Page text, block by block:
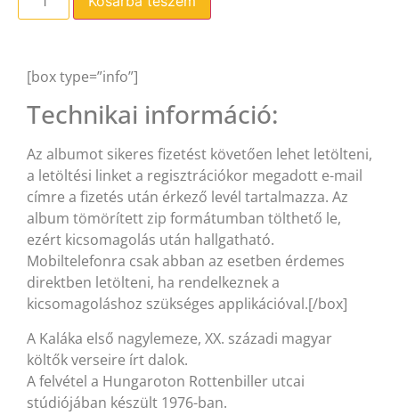
[box type=”info”]
Technikai információ:
Az albumot sikeres fizetést követően lehet letölteni,
a letöltési linket a regisztrációkor megadott e-mail
címre a fizetés után érkező levél tartalmazza. Az
album tömörített zip formátumban tölthető le,
ezért kicsomagolás után hallgatható.
Mobiltelefonra csak abban az esetben érdemes
direktben letölteni, ha rendelkeznek a
kicsomagoláshoz szükséges applikációval.[/box]
A Kaláka első nagylemeze, XX. századi magyar
költők verseire írt dalok.
A felvétel a Hungaroton Rottenbiller utcai
stúdiójában készült 1976-ban.